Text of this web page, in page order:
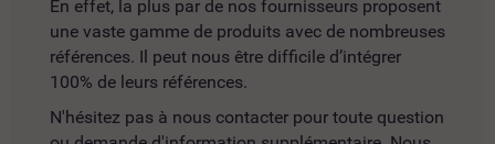
En effet, la plus par de nos fournisseurs proposent
une vaste gamme de produits avec de nombreuses
références. Il peut nous être difficile d’intégrer
100% de leurs références.
N'hésitez pas à nous contacter pour toute question